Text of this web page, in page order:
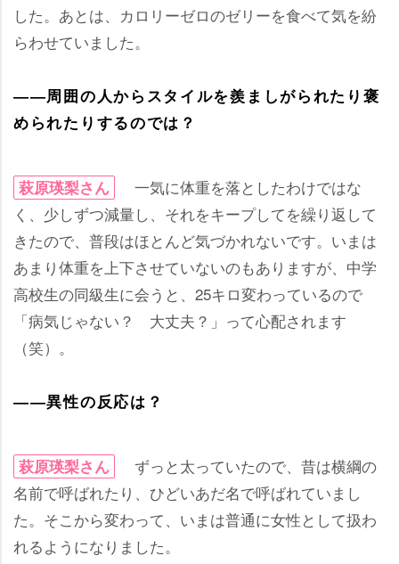
した。あとは、カロリーゼロのゼリーを食べて気を紛
らわせていました。
――周囲の人からスタイルを羨ましがられたり褒
められたりするのでは？
萩原瑛梨さん
一気に体重を落としたわけではな
く、少しずつ減量し、それをキープしてを繰り返して
きたので、普段はほとんど気づかれないです。いまは
あまり体重を上下させていないのもありますが、中学
高校生の同級生に会うと、25キロ変わっているので
「病気じゃない？ 大丈夫？」って心配されます
（笑）。
――異性の反応は？
萩原瑛梨さん
ずっと太っていたので、昔は横綱の
名前で呼ばれたり、ひどいあだ名で呼ばれていまし
た。そこから変わって、いまは普通に女性として扱わ
れるようになりました。